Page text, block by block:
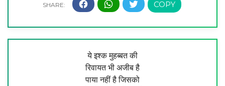
ये इश्क मुहब्बत की
रिवायत भी अजीब है
पाया नहीं है जिसको